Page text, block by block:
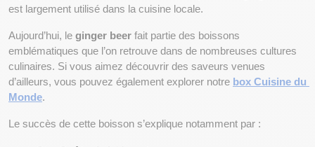
est largement utilisé dans la cuisine locale.
Aujourd’hui, le ginger beer fait partie des boissons
emblématiques que l’on retrouve dans de nombreuses cultures
culinaires. Si vous aimez découvrir des saveurs venues
d’ailleurs, vous pouvez également explorer notre box Cuisine du
Monde.
Le succès de cette boisson s’explique notamment par :